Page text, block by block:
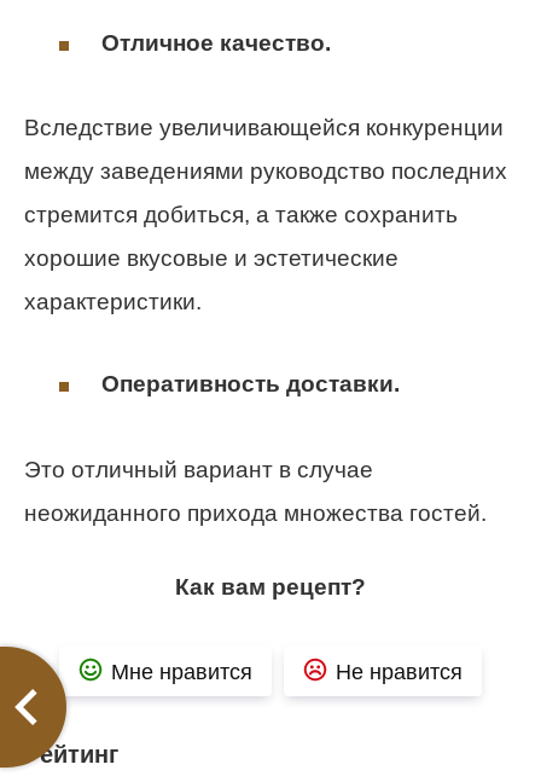
Отличное качество.
Вследствие увеличивающейся конкуренции
между заведениями руководство последних
стремится добиться, а также сохранить
хорошие вкусовые и эстетические
характеристики.
Оперативность доставки.
Это отличный вариант в случае
неожиданного прихода множества гостей.
Как вам рецепт?
Мне нравится Не нравится
Рейтинг